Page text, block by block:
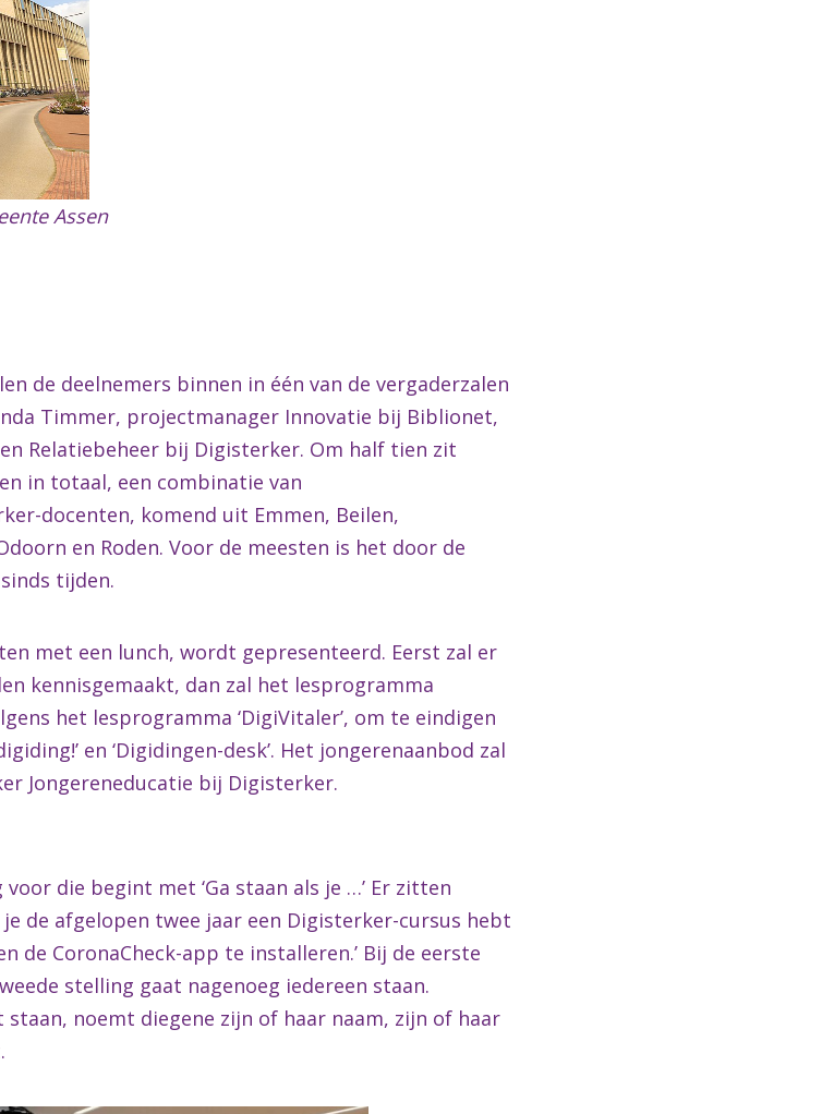
Assen
de deelnemers binnen in één van de vergaderzalen
Timmer, projectmanager Innovatie bij Biblionet,
Relatiebeheer bij Digisterker. Om half tien zit
in totaal, een combinatie van
docenten, komend uit Emmen, Beilen,
en Roden. Voor de meesten is het door de
tijden.
met een lunch, wordt gepresenteerd. Eerst zal er
kennisgemaakt, dan zal het lesprogramma
het lesprogramma ‘DigiVitaler’, om te eindigen
en ‘Digidingen-desk’. Het jongerenaanbod zal
Jongereneducatie bij Digisterker.
die begint met ‘Ga staan als je …’ Er zitten
de afgelopen twee jaar een Digisterker-cursus hebt
de CoronaCheck-app te installeren.’ Bij de eerste
stelling gaat nagenoeg iedereen staan.
noemt diegene zijn of haar naam, zijn of haar